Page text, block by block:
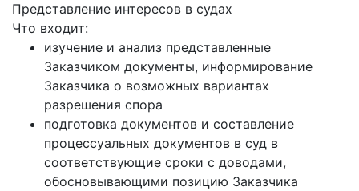
Представление интересов в судах
Что входит:
изучение и анализ представленные
Заказчиком документы, информирование
Заказчика о возможных вариантах
разрешения спора
подготовка документов и составление
процессуальных документов в суд в
соответствующие сроки с доводами,
обосновывающими позицию Заказчика